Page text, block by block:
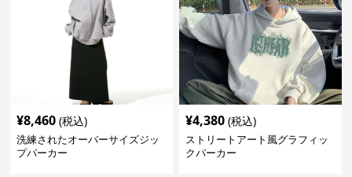
¥8,460 (税込)
洗練されたオーバーサイズジッ
プパーカー
¥4,380 (税込)
ストリートアート風グラフィッ
クパーカー